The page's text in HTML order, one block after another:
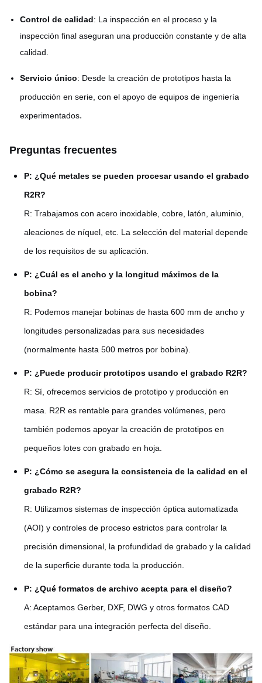
Control de calidad: La inspección en el proceso y la
inspección final aseguran una producción constante y de alta
calidad.
Servicio único: Desde la creación de prototipos hasta la
producción en serie, con el apoyo de equipos de ingeniería
experimentados.
Preguntas frecuentes
P: ¿Qué metales se pueden procesar usando el grabado
R2R?
R: Trabajamos con acero inoxidable, cobre, latón, aluminio,
aleaciones de níquel, etc. La selección del material depende
de los requisitos de su aplicación.
P: ¿Cuál es el ancho y la longitud máximos de la
bobina?
R: Podemos manejar bobinas de hasta 600 mm de ancho y
longitudes personalizadas para sus necesidades
(normalmente hasta 500 metros por bobina).
P: ¿Puede producir prototipos usando el grabado R2R?
R: Sí, ofrecemos servicios de prototipo y producción en
masa. R2R es rentable para grandes volúmenes, pero
también podemos apoyar la creación de prototipos en
pequeños lotes con grabado en hoja.
P: ¿Cómo se asegura la consistencia de la calidad en el
grabado R2R?
R: Utilizamos sistemas de inspección óptica automatizada
(AOI) y controles de proceso estrictos para controlar la
precisión dimensional, la profundidad de grabado y la calidad
de la superficie durante toda la producción.
P: ¿Qué formatos de archivo acepta para el diseño?
A: Aceptamos Gerber, DXF, DWG y otros formatos CAD
estándar para una integración perfecta del diseño.